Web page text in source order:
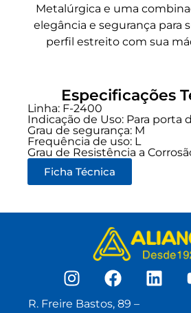
Metalúrgica e uma
elegância e segurança para
perfil estreito com sua
Especificações
Linha: F-2400
Indicação de Uso: Para porta
Grau de segurança: M
Frequência de uso: L
Grau de Resistência a
Ficha Técnica
R. Freire Bastos, 89 –